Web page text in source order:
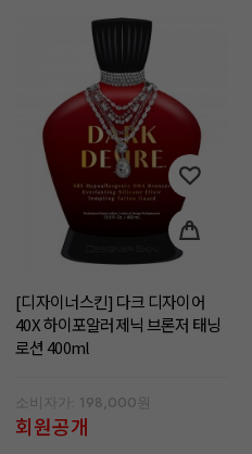
[디자이너스킨] 다크 디자이어
40X 하이포알러제닉 브론저 태닝
로션 400ml
소비자가: 198,000원
회원공개